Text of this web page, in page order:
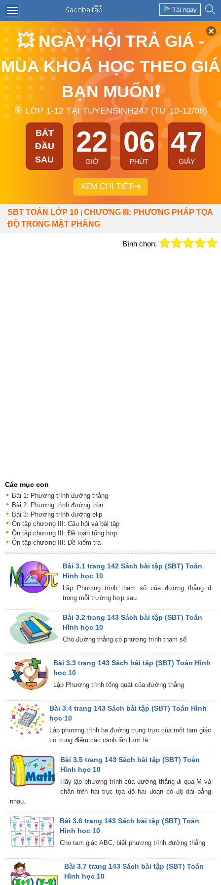
Tải ngay
💥 NGÀY HỘI TRẢ GIÁ -
MUA KHOÁ HỌC THEO GIÁ
BẠN MUỐN❗
🎯 LỚP 1-12 TẠI TUYENSINH247 (TỪ 10-12/08)
BẮT
ĐẦU
SAU
22
GIỜ
06
PHÚT
47
GIÂY
XEM CHI TIẾT
SBT TOÁN LỚP 10
CHƯƠNG III: PHƯƠNG PHÁP TỌA
ĐỘ TRONG MẶT PHẲNG
Bình chọn:
Các mục con
Bài 1: Phương trình đường thẳng
Bài 2: Phương trình đường tròn
Bài 3: Phương trình đường elip
Ôn tập chương III: Câu hỏi và bài tập
Ôn tập chương III: Đề toán tổng hợp
Ôn tập chương III: Đề kiểm tra
Bài 3.1 trang 142 Sách bài tập (SBT) Toán
Hình học 10
Lập Phương trình tham số của đường thẳng d
trong mỗi trường hợp sau
Bài 3.2 trang 143 Sách bài tập (SBT) Toán
Hình học 10
Cho đường thẳng có phương trình tham số
Bài 3.3 trang 143 Sách bài tập (SBT) Toán Hình
học 10
Lập Phương trình tổng quát của đường thẳng
Bài 3.4 trang 143 Sách bài tập (SBT) Toán Hình
học 10
Lập phương trình ba đường trung trực của một tam giác
có trung điểm các cạnh lần lượt là
Bài 3.5 trang 143 Sách bài tập (SBT) Toán
Hình học 10
Hãy lập phương trình của đường thẳng đi qua M và
chắn trên hai trục tọa độ hai đoạn có độ dài bằng
nhau.
Bài 3.6 trang 143 Sách bài tập (SBT) Toán
Hình học 10
Cho tam giác ABC, biết phương trình đường thẳng
Bài 3.7 trang 143 Sách bài tập (SBT) Toán
Hình học 10